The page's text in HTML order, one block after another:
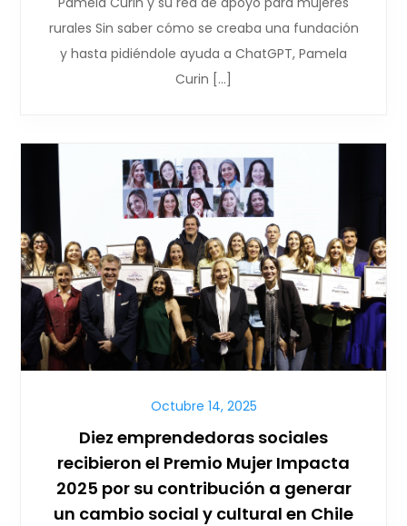
rurales Sin saber cómo se creaba una fundación
y hasta pidiéndole ayuda a ChatGPT, Pamela
Curin […]
Octubre 14, 2025
Diez emprendedoras sociales
recibieron el Premio Mujer Impacta
2025 por su contribución a generar
un cambio social y cultural en Chile